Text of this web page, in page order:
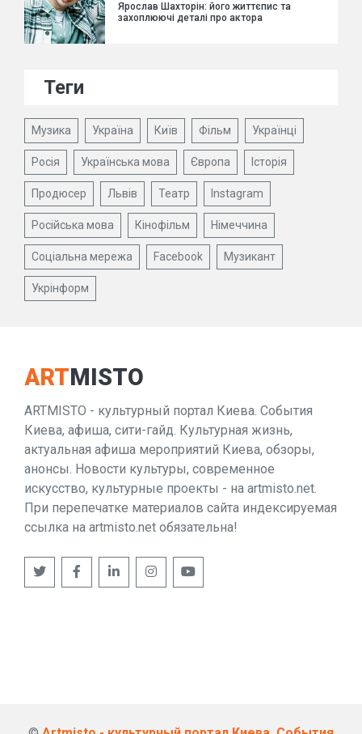
Ярослав Шахторін: його життєпис та
захоплюючі деталі про актора
Теги
Музика Україна Київ Фільм Українці
Росія Українська мова Європа Історія
Продюсер Львів Театр Instagram
Російська мова Кінофільм Німеччина
Соціальна мережа Facebook Музикант
Укрінформ
ARTMISTO
ARTMISTO - культурный портал Киева. События
Киева, афиша, сити-гайд. Культурная жизнь,
актуальная афиша мероприятий Киева, обзоры,
анонсы. Новости культуры, современное
искусство, культурные проекты - на artmisto.net.
При перепечатке материалов сайта индексируемая
ссылка на artmisto.net обязательна!